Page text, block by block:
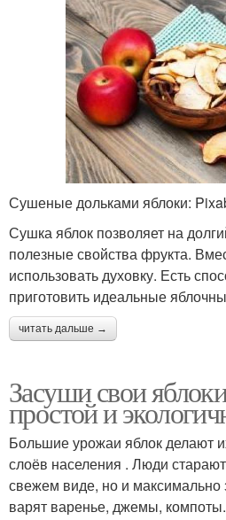
Сушеные дольками яблоки:
Сушка яблок позволяет на
полезные свойства фрукта.
использовать духовку. Есть
приготовить идеальные
читать дальше →
Засуши свои
простой и
Большие урожаи яблок делают
слоёв населения . Люди
свежем виде, но и максимально
варят варенье, джемы,